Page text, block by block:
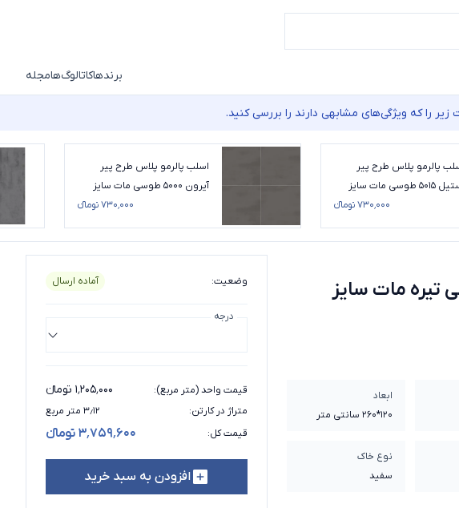
برندهاکاتالوگ‌هامجله
را که ویژگی‌های مشابهی دارند را بررسی کنید.
پالرمو پلاس طرح پیر
استیل 5015 طوسی مات سایز
۷۳۰٬۰۰۰ تومانء
اسلب پالرمو پلاس طرح پیر
آیرون 5000 طوسی مات سایز
۷۳۰٬۰۰۰ تومانء
طرح پیر زینک 5010 طوسی تیره مات سایز
وضعیت: آماده ارسال
درجه
قیمت واحد (متر مربع): ۱٬۲۰۵٬۰۰۰ تومانء
متراژ در کارتن:
۳٫۱۲ متر مربع
قیمت کل: ۳٬۷۵۹٬۶۰۰ تومانء
افزودن به سبد خرید
ابعاد
120*260 سانتی متر
نوع خاک
سفيد